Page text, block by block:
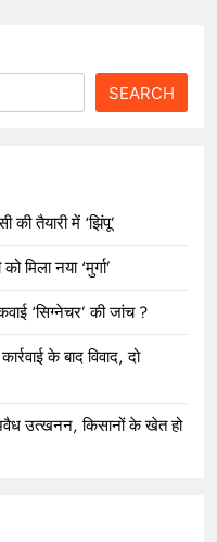
SEARCH
तैयारी में ‘झिंपू’
नया ‘मुर्गा’
‘सिग्नेचर’ की जांच ?
के बाद विवाद, दो
उत्खनन, किसानों के खेत हो